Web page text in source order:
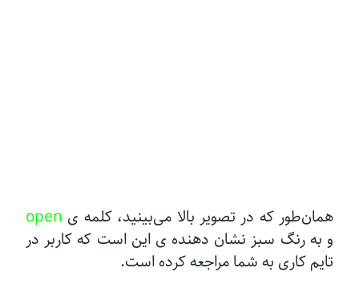
همان‌طور که در تصویر بالا می‌بینید، کلمه ی open
و به رنگ سبز نشان دهنده ی این است که کاربر در
تایم کاری به شما مراجعه کرده است.